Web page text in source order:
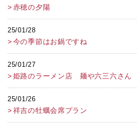
赤穂の夕陽
25/01/28
今の季節はお鍋ですね
25/01/27
姫路のラーメン店 麺や六三六さん
25/01/26
祥吉の牡蠣会席プラン